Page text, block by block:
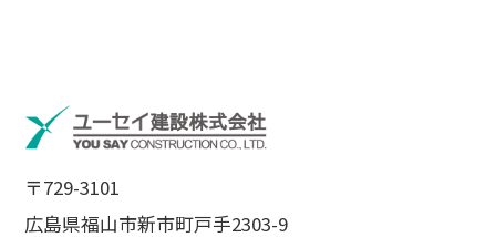
〒729-3101
広島県福山市新市町戸手2303-9